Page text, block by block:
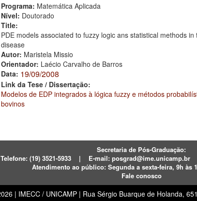
Programa: Matemática Aplicada
Nível: Doutorado
Title:
PDE models associated to fuzzy logic ans statistical methods
disease
Autor: Maristela Missio
Orientador: Laécio Carvalho de Barros
Data: 19/09/2008
Link da Tese / Dissertação:
Modelos de EDP integrados à lógica fuzzy e métodos
bovinos
Secretaria de Pós-Graduação:
Telefone: (19) 3521-5933 | E-mail: posgrad@ime.unicamp.br
Atendimento ao público: Segunda a sexta-feira, 9h às
Fale conosco
| IMECC / UNICAMP | Rua Sérgio Buarque de Holanda, 651